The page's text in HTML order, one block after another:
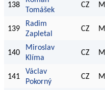
138
Tomášek
CZ M
139
Radim
Zapletal
CZ M
140
Miroslav
Klíma
CZ M
141
Václav
Pokorný
CZ M